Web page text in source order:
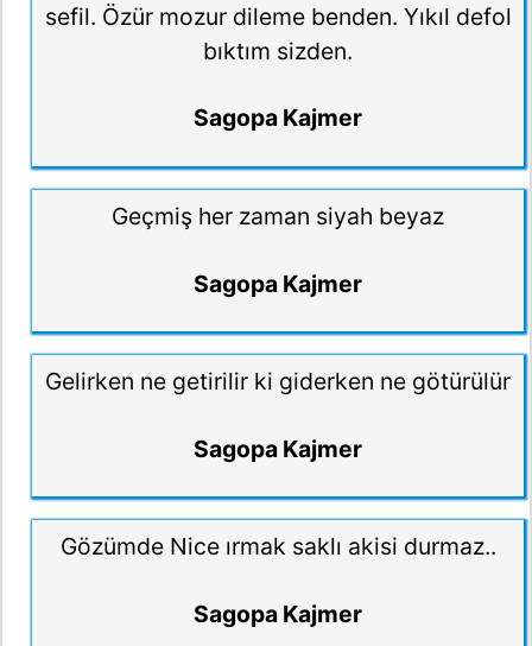
sefil. Özür mozur dileme benden. Yıkıl defol
bıktım sizden.
Sagopa Kajmer
Geçmiş her zaman siyah beyaz
Sagopa Kajmer
Gelirken ne getirilir ki giderken ne götürülür
Sagopa Kajmer
Gözümde Nice ırmak saklı akisi durmaz..
Sagopa Kajmer